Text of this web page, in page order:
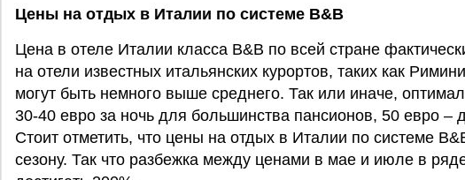
Цены на отдых в Италии по системе B&B
Цена в отеле Италии класса B&B по всей стране
на отели известных итальянских курортов, таких как
могут быть немного выше среднего. Так или иначе,
30-40 евро за ночь для большинства пансионов, 50 евро –
Стоит отметить, что цены на отдых в Италии по системе
сезону. Так что разбежка между ценами в мае и июле в